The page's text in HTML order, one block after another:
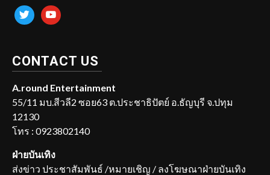
twitter youtube
CONTACT US
A.round Entertainment
55/11 มบ.สีวลี2 ซอย63 ต.ประชาธิปัตย์ อ.ธัญบุรี จ.ปทุม
12130
โทร : 0923802140
ฝ่ายบันเทิง
ส่งข่าว ประชาสัมพันธ์ /หมายเชิญ / ลงโฆษณาฝ่ายบันเทิง